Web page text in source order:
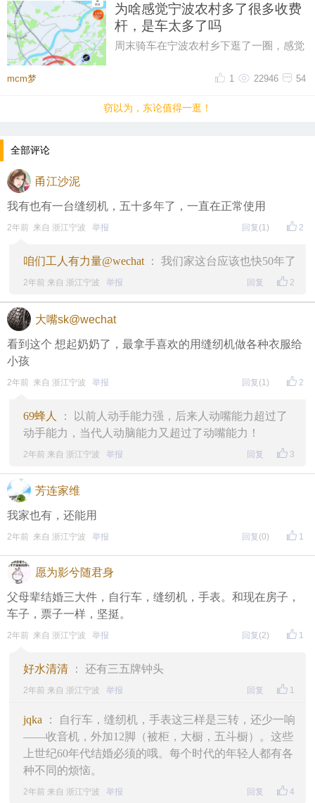
为啥感觉宁波农村多了很多收费
杆，是车太多了吗
周末骑车在宁波农村乡下逛了一圈，感觉
了，感觉几乎每个村头都有收费杆
mcm梦 54
22946
1
窃以为，东论值得一逛！
全部评论
甬江沙泥
我有也有一台缝纫机，五十多年了，一直在正常使用
2
2年前 来自 浙江宁波 举报 回复 (1)
咱们工人有力量@wechat ： 我们家这台应该也快50年了
2
2年前 来自 浙江宁波 举报 回复
大嘴sk@wechat
看到这个 想起奶奶了，最拿手喜欢的用缝纫机做各种衣服给
小孩
2
2年前 来自 浙江宁波 举报 回复 (1)
69蜂人
： 以前人动手能力强，后来人动嘴能力超过了
动手能力，当代人动脑能力又超过了动嘴能力！
3
2年前 来自 浙江宁波 举报 回复
芳连家维
我家也有，还能用
1
2年前 来自 浙江宁波 举报 回复 (0)
愿为影兮随君身
父母辈结婚三大件，自行车，缝纫机，手表。和现在房子，
车子，票子一样，坚挺。
1
2年前 来自 浙江宁波 举报 回复 (2)
好水清清 ： 还有三五牌钟头
1
2年前 来自 浙江宁波 举报 回复
jqka ： 自行车，缝纫机，手表这三样是三转，还少一响
——收音机，外加12脚（被柜，大橱，五斗橱）。这些
上世纪60年代结婚必须的哦。每个时代的年轻人都有各
种不同的烦恼。
4
2年前 来自 浙江宁波 举报 回复